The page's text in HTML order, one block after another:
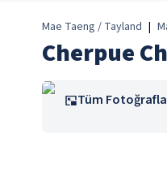
Mae Taeng / Tayland |
Cherpue
Tüm